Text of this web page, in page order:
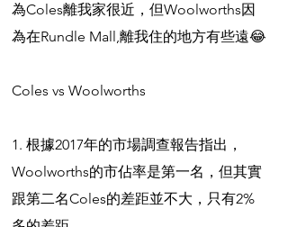
為Coles離我家很近，但Woolworths因
為在Rundle Mall,離我住的地方有些遠😂
Coles vs Woolworths
1. 根據2017年的市場調查報告指出，
Woolworths的市佔率是第一名，但其實
跟第二名Coles的差距並不大，只有2%